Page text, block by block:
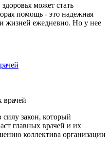
может стать
помощь - это надежная
жизней ежедневно. Но у нее
закон, который
главных врачей и их
коллектива организации